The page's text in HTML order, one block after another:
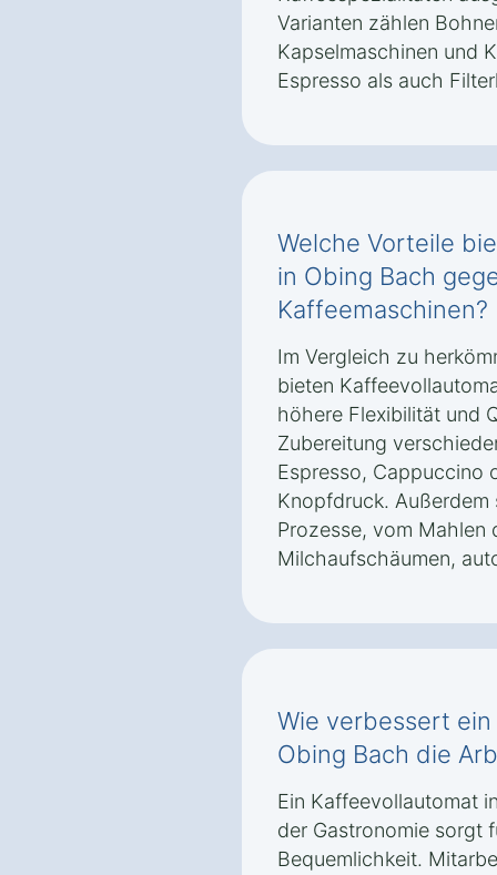
Varianten zählen
Kapselmaschinen und
Espresso als auch
Welche Vorteile
in Obing Bach
Kaffeemaschinen?
Im Vergleich zu
bieten
höhere Flexibilität und
Zubereitung
Espresso, Cappuccino
Knopfdruck.
Prozesse, vom Mahlen
Milchaufschäumen,
Wie verbessert
Obing Bach die
Ein Kaffeevollautomat
der Gastronomie sorgt
Bequemlichkeit.